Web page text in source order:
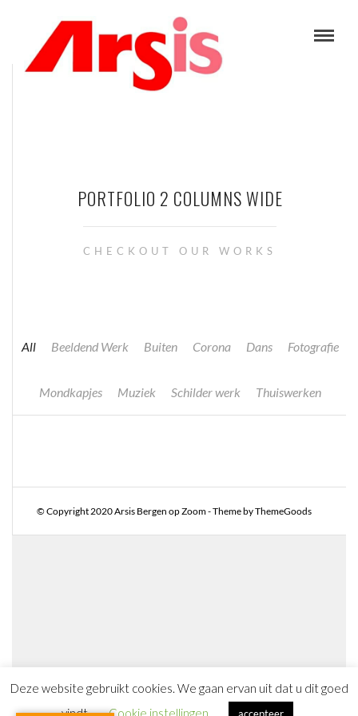
PORTFOLIO 2 COLUMNS WIDE
CHECKOUT OUR WORKS
All Beeldend Werk Buiten Corona Dans Fotografie
Mondkapjes Muziek Schilder werk Thuiswerken
© Copyright 2020 Arsis Bergen op Zoom - Theme by ThemeGoods
Deze website gebruikt cookies. We gaan ervan uit dat u dit goed
vindt.
Cookie instellingen